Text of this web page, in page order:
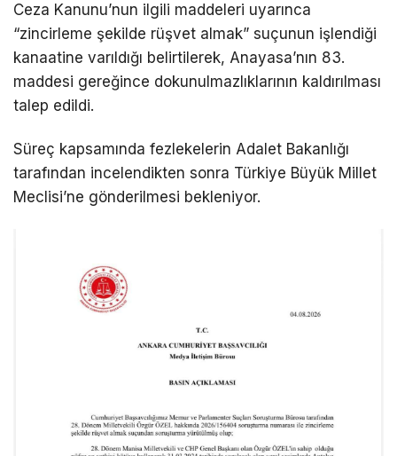
Ceza Kanunu’nun ilgili maddeleri uyarınca
“zincirleme şekilde rüşvet almak” suçunun işlendiği
kanaatine varıldığı belirtilerek, Anayasa’nın 83.
maddesi gereğince dokunulmazlıklarının kaldırılması
talep edildi.
Süreç kapsamında fezlekelerin Adalet Bakanlığı
tarafından incelendikten sonra Türkiye Büyük Millet
Meclisi’ne gönderilmesi bekleniyor.